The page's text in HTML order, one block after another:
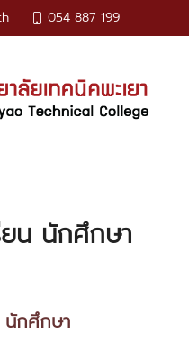
054 887 199
ยน นักศึกษา
นักศึกษา